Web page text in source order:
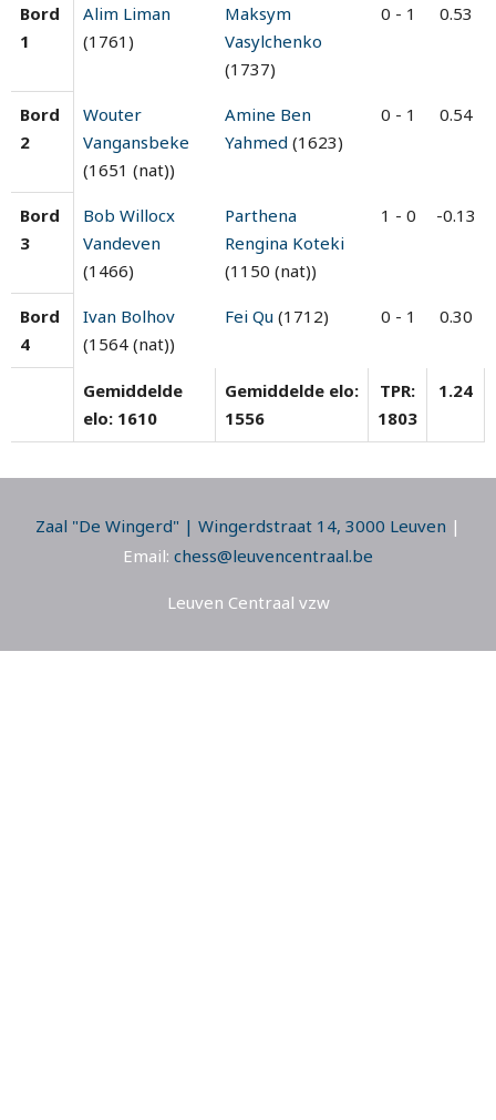
Bord
1
Alim Liman
(1761)
Maksym
Vasylchenko
(1737)
0 - 1 0.53
Bord
2
Wouter
Vangansbeke
(1651 (nat))
Amine Ben
Yahmed (1623)
0 - 1 0.54
Bord
3
Bob Willocx
Vandeven
(1466)
Parthena
Rengina Koteki
(1150 (nat))
1 - 0 -0.13
Bord
4
Ivan Bolhov
(1564 (nat))
Fei Qu (1712) 0 - 1 0.30
Gemiddelde
elo: 1610
Gemiddelde elo:
1556
TPR:
1803
1.24
Zaal "De Wingerd" | Wingerdstraat 14, 3000 Leuven |
Email: chess@leuvencentraal.be
Leuven Centraal vzw